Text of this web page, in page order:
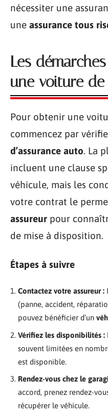
nécessiter une
une assurance tous
Les
une voiture
Pour obtenir une
commencez par
d’assurance auto. La
incluent une clause
véhicule, mais les
votre contrat le
assureur pour
de mise à disposition.
Étapes à suivre
Contactez votre assureur :
(panne, accident,
pouvez bénéficier d’un
Vérifiez les disponibilités :
souvent limitées en
est disponible.
Rendez-vous chez le
accord, prenez rendez-
récupérer le véhicule.